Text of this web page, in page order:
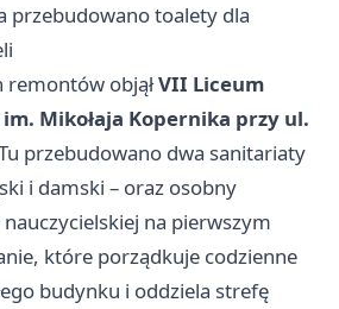
przebudowano toalety dla
remontów objąłVII Liceum
im. Mikołaja Kopernika przy ul.
przebudowano dwa sanitariaty
i damski – oraz osobny
na pierwszym
które porządkuje codzienne
budynku i oddziela strefę